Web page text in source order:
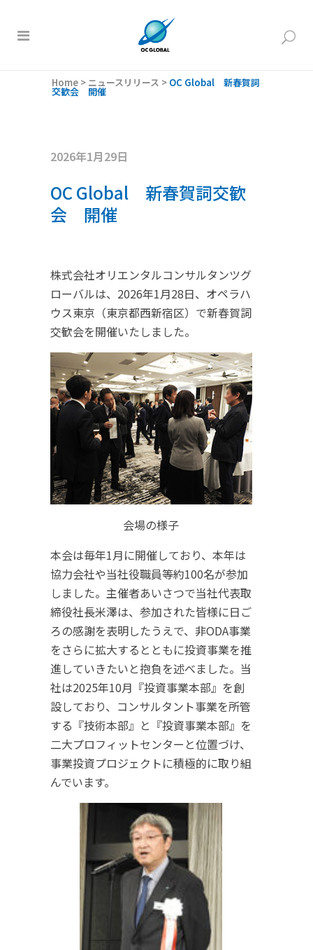
Home > ニュースリリース > OC Global 新春賀詞
交歓会 開催
2026年1月29日
OC Global 新春賀詞交歓
会 開催
株式会社オリエンタルコンサルタンツグ
ローバルは、2026年1月28日、オペラハ
ウス東京（東京都西新宿区）で新春賀詞
交歓会を開催いたしました。
会場の様子
本会は毎年1月に開催しており、本年は
協力会社や当社役職員等約100名が参加
しました。主催者あいさつで当社代表取
締役社長米澤は、参加された皆様に日ご
ろの感謝を表明したうえで、非ODA事業
をさらに拡大するとともに投資事業を推
進していきたいと抱負を述べました。当
社は2025年10月『投資事業本部』を創
設しており、コンサルタント事業を所管
する『技術本部』と『投資事業本部』を
二大プロフィットセンターと位置づけ、
事業投資プロジェクトに積極的に取り組
んでいます。